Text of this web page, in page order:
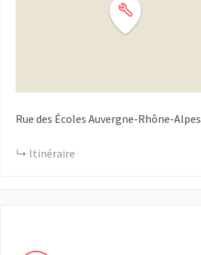
Rue des Écoles Auvergne-Rhône-Alpes
Itinéraire